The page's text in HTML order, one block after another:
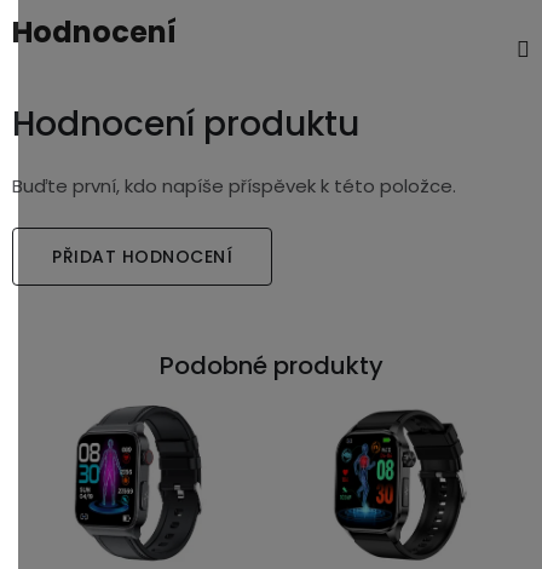
Hodnocení
Hodnocení produktu
Buďte první, kdo napíše příspěvek k této položce.
PŘIDAT HODNOCENÍ
Podobné produkty